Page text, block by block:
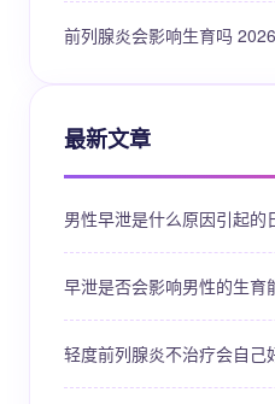
前列腺炎会影响生育吗
最新文章
男性早泄是什么原因引起的
早泄是否会影响男性的生育
轻度前列腺炎不治疗会自己